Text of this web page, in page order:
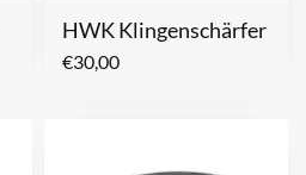
HWK Klingenschärfer
€30,00